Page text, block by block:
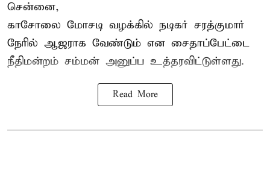
சென்னை,
காசோலை மோசடி வழக்கில் நடிகர் சரத்குமார்
நேரில் ஆஜராக வேண்டும் என சைதாப்பேட்டை
நீதிமன்றம் சம்மன் அனுப்ப உத்தரவிட்டுள்ளது.
Read More